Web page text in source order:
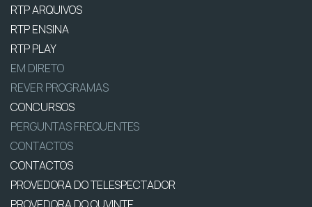
RTP ARQUIVOS
RTP ENSINA
RTP PLAY
EM DIRETO
REVER PROGRAMAS
CONCURSOS
PERGUNTAS FREQUENTES
CONTACTOS
CONTACTOS
PROVEDORA DO TELESPECTADOR